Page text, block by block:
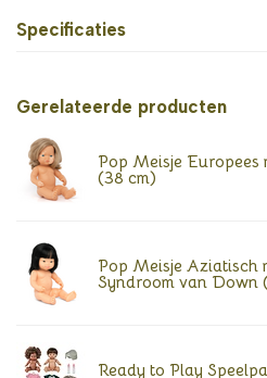
Specificaties
Gerelateerde producten
Pop Meisje Europees
(38 cm)
Pop Meisje Aziatisch
Syndroom van Down
Ready to Play